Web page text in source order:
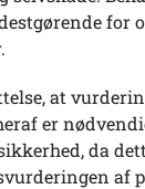
for
at
er
da
af